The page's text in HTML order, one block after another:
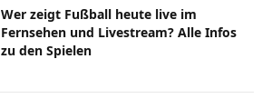
Wer zeigt Fußball heute live im
Fernsehen und Livestream? Alle Infos
zu den Spielen